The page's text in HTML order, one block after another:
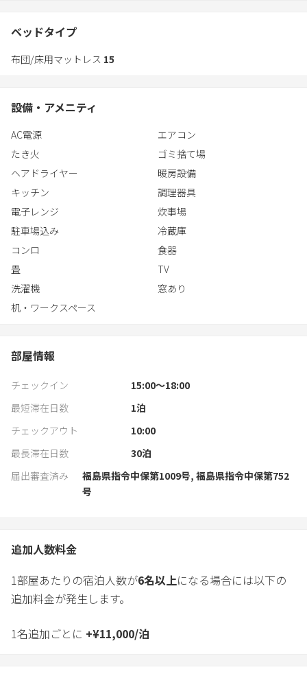
できます。
史を感じることができます。
気軽にアウトドアを楽しめる、木のぬくもり感じるコテージ。
開放的なリビングルームは、明るい空間が広がり囲炉裏も楽しめ
ます。
2階には和室もあり、快適にお過ごしいただけます。
③響きの森
3,000㎡の広さはあなただけの空間。貸切のプライベートキャンプ
場！
都心を離れ、大自然に囲まれ、ゆったりとした時間を過ごせま
す。
こと間違いなし。
ベッドタイプ
布団/床用マットレス 15
設備・アメニティ
AC電源
エアコン
たき火
ゴミ捨て場
ヘアドライヤー
暖房設備
キッチン
調理器具
電子レンジ
炊事場
駐車場込み
冷蔵庫
コンロ
食器
畳
TV
洗濯機
窓あり
机・ワークスペース
部屋情報
チェックイン
15:00〜18:00
最短滞在日数
1泊
チェックアウト
10:00
最長滞在日数
30泊
届出審査済み
福島県指令中保第1009号, 福島県指令中保第752
号
追加人数料金
1部屋あたりの宿泊人数が6名以上になる場合には以下の
追加料金が発生します。
1名追加ごとに +¥11,000/泊